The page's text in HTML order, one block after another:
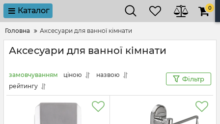
Каталог 0
Головна Аксесуари для ванної кімнати
Аксесуари для ванної кімнати
замовчуванням ціною
назвою
рейтингу
Фільтр